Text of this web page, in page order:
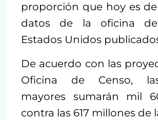
proporción que hoy es de
datos de la oficina
Estados Unidos
De acuerdo con las
Oficina de Censo,
mayores sumarán mil
contra las 617 millones de